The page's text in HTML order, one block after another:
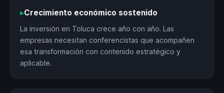
▸Crecimiento económico sostenido
La inversión en Toluca crece año con año. Las
empresas necesitan conferencistas que acompañen
esa transformación con contenido estratégico y
aplicable.